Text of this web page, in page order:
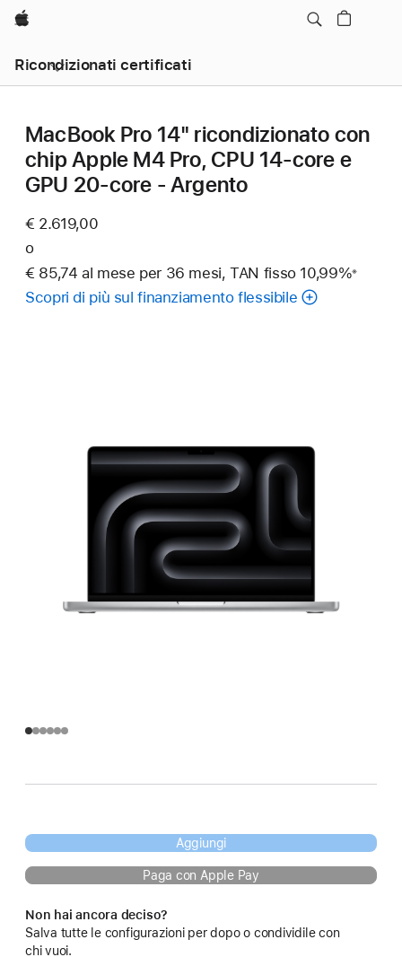
Apple
Ricondizionati certificati
MacBook Pro 14" ricondizionato con
chip Apple M4 Pro, CPU 14‑core e
GPU 20‑core - Argento
€ 2.619,00
o
€ 85,74 al mese per 36 mesi, TAN fisso 10,99%※
Scopri di più sul finanziamento flessibile
Aggiungi
Paga con Apple Pay
Non hai ancora deciso?
Salva tutte le configurazioni per dopo o condividile con
chi vuoi.